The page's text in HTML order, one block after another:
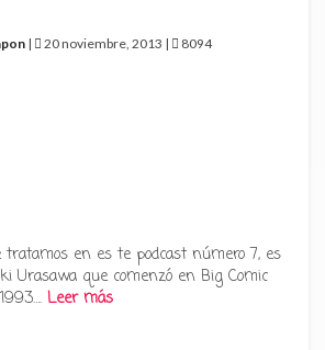
| 20 noviembre, 2013 | 8094
tratamos en es te podcast número 7, es
Urasawa que comenzó en Big Comic
Leer más